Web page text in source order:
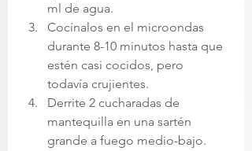
ml de agua.
Cocínalos en el microondas
durante 8-10 minutos hasta que
estén casi cocidos, pero
todavía crujientes.
Derrite 2 cucharadas de
mantequilla en una sartén
grande a fuego medio-bajo.